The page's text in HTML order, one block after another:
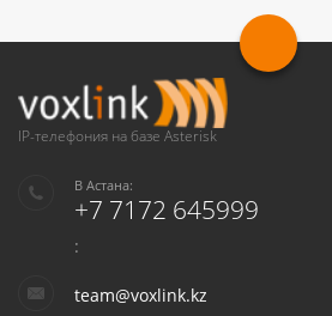
IP-телефония на базе Asterisk
В Астана:
+7 7172 645999
:
team@voxlink.kz